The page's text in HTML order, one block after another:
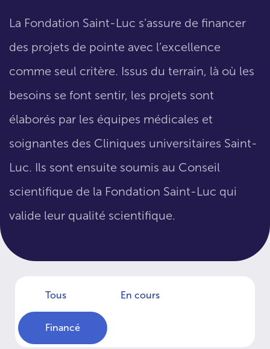
La Fondation Saint-Luc s’assure de financer
des projets de pointe avec l’excellence
comme seul critère. Issus du terrain, là où les
besoins se font sentir, les projets sont
élaborés par les équipes médicales et
soignantes des Cliniques universitaires Saint-
Luc. Ils sont ensuite soumis au Conseil
scientifique de la Fondation Saint-Luc qui
valide leur qualité scientifique.
Tous En cours
Financé